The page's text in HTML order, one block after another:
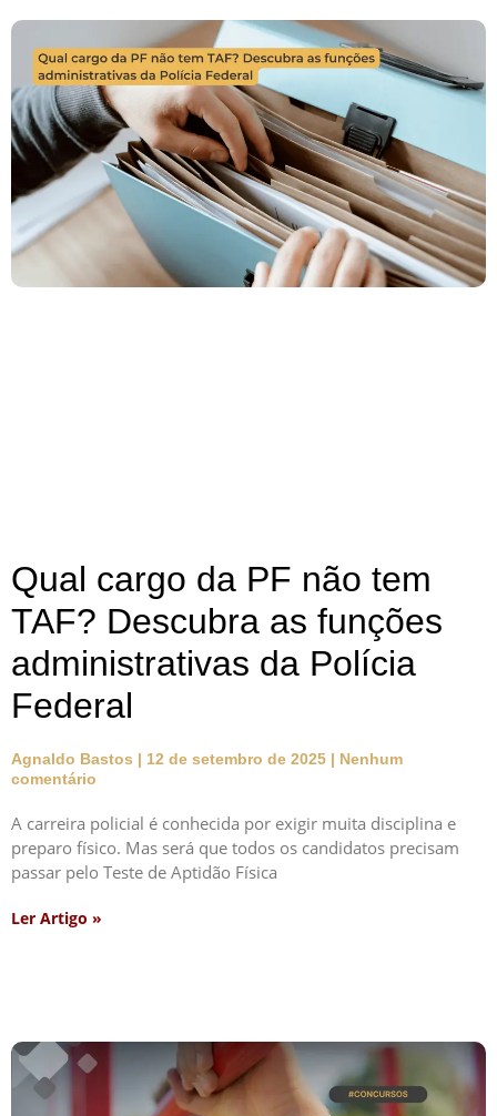
Qual cargo da PF não tem
TAF? Descubra as funções
administrativas da Polícia
Federal
Agnaldo Bastos 12 de setembro de 2025
Nenhum
comentário
A carreira policial é conhecida por exigir muita disciplina e
preparo físico. Mas será que todos os candidatos precisam
passar pelo Teste de Aptidão Física
Ler Artigo »